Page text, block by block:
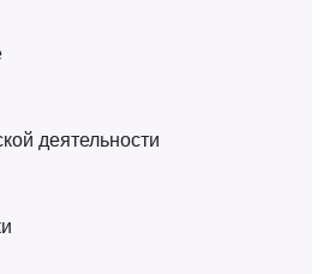
деятельности